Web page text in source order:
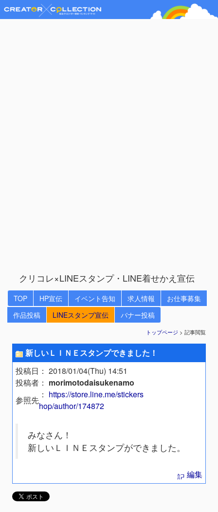
クリコレ×LINEスタンプ・LINE着せかえ宣伝
TOP HP宣伝 イベント告知 求人情報
お仕事募集
作品投稿
LINEスタンプ宣伝 バナー投稿
トップページ > 記事閲覧
新しいＬＩＮＥスタンプできました！
投稿日 ： 2018/01/04(Thu) 14:51
投稿者 ： morimotodaisukenamo
参照先
： https://store.line.me/stickers
hop/author/174872
みなさん！
新しいＬＩＮＥスタンプができました。
編集